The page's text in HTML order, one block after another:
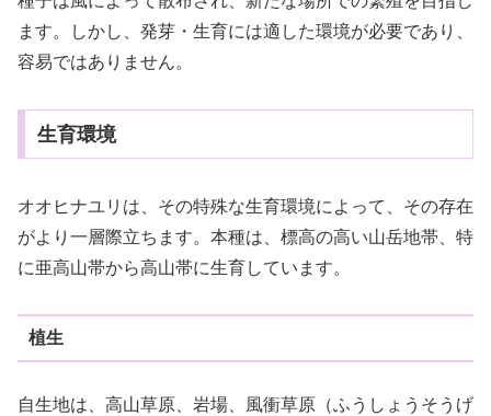
ます。しかし、発芽・生育には適した環境が必要であり、
容易ではありません。
生育環境
オオヒナユリは、その特殊な生育環境によって、その存在
がより一層際立ちます。本種は、標高の高い山岳地帯、特
に亜高山帯から高山帯に生育しています。
植生
自生地は、高山草原、岩場、風衝草原（ふうしょうそうげ